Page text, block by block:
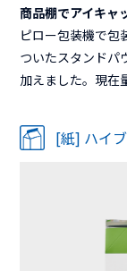
商品棚でアイキャ
ピロー包装機で包
ついたスタンドパ
加えました。現在
[紙] ハイ